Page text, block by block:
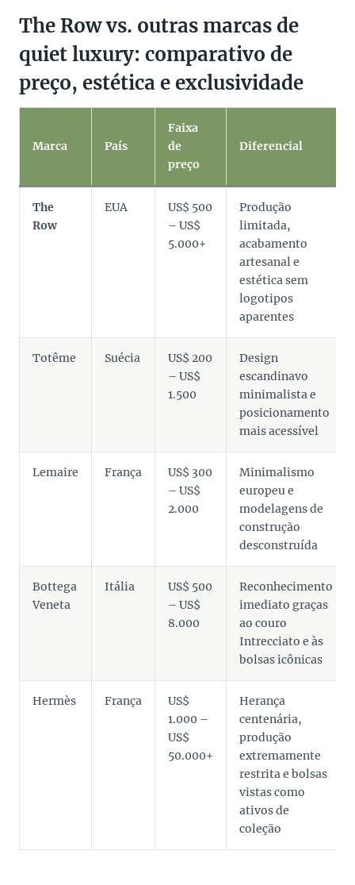
The Row vs. outras marcas de
quiet luxury: comparativo de
preço, estética e exclusividade
Marca País
Faixa
de
preço
Diferencial
The
Row
EUA
US$ 500
– US$
5.000+
Produção
limitada,
acabamento
artesanal e
estética sem
logotipos
aparentes
Totême Suécia
US$ 200
– US$
1.500
Design
escandinavo
minimalista e
posicionamento
mais acessível
Lemaire França
US$ 300
– US$
2.000
Minimalismo
europeu e
modelagens de
construção
desconstruída
Bottega
Veneta
Itália
US$ 500
– US$
8.000
Reconhecimento
imediato graças
ao couro
Intrecciato e às
bolsas icônicas
Hermès França
US$
1.000 –
US$
50.000+
Herança
centenária,
produção
extremamente
restrita e bolsas
vistas como
ativos de
coleção